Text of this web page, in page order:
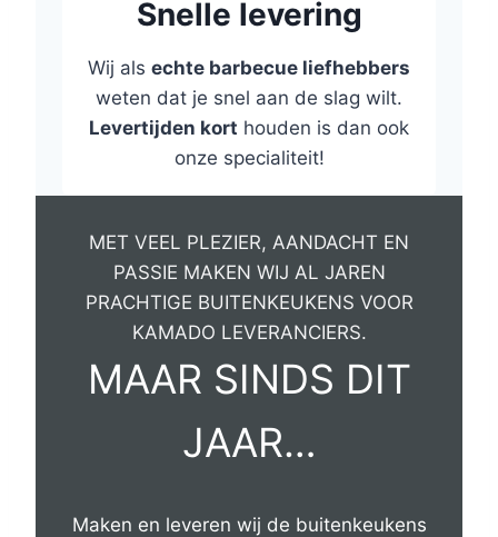
Snelle levering
Wij als echte barbecue liefhebbers
weten dat je snel aan de slag wilt.
Levertijden kort houden is dan ook
onze specialiteit!
MET VEEL PLEZIER, AANDACHT EN
PASSIE MAKEN WIJ AL JAREN
PRACHTIGE BUITENKEUKENS VOOR
KAMADO LEVERANCIERS.
MAAR SINDS DIT
JAAR…
Maken en leveren wij de buitenkeukens